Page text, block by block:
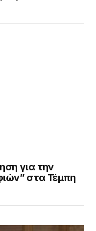
για την
στα Τέμπη